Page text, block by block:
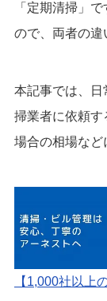
「定期清掃」
ので、両者の違
本記事では、
掃業者に依頼す
場合の相場など
【1,000社以上